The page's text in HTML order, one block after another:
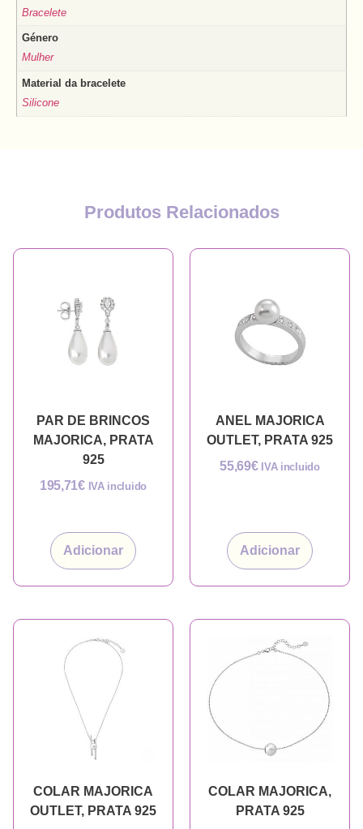
Bracelete
Género
Mulher
Material da bracelete
Silicone
Produtos Relacionados
PAR DE BRINCOS
MAJORICA, PRATA
925
195,71€ IVA incluido
Adicionar
ANEL MAJORICA
OUTLET, PRATA 925
55,69€ IVA incluido
Adicionar
COLAR MAJORICA
OUTLET, PRATA 925
COLAR MAJORICA,
PRATA 925